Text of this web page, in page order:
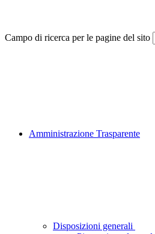
Campo di ricerca per le pagine del sito
Amministrazione Trasparente
Disposizioni generali